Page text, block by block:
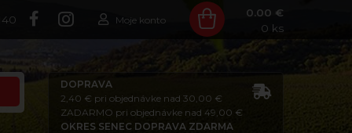
Moje konto
0.00 €
0 ks
DOPRAVA
2,40 € pri objednávke nad 30,00 €
ZADARMO pri objednávke nad 49,00 €
OKRES SENEC DOPRAVA ZDARMA